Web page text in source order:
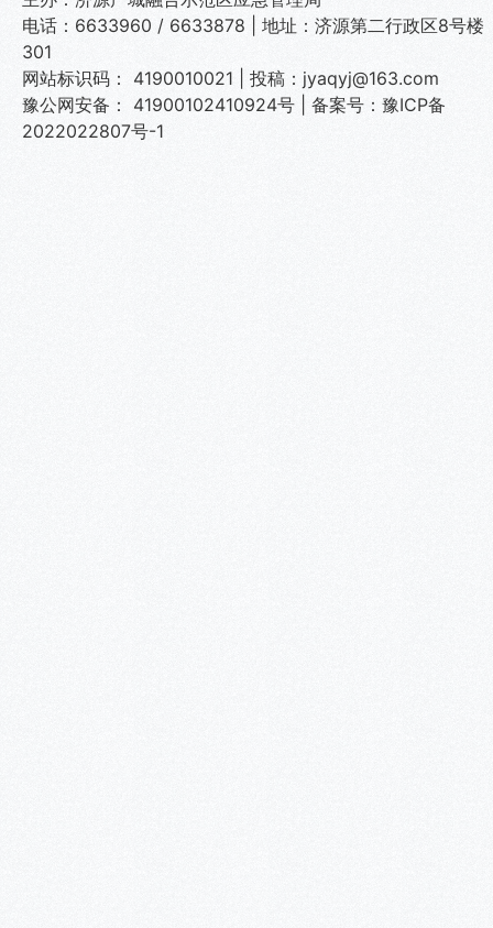
电话：6633960 / 6633878 | 地址：济源第二行政区8号楼
301
网站标识码： 4190010021 | 投稿：jyaqyj@163.com
豫公网安备： 41900102410924号
备案号：豫ICP备
2022022807号-1